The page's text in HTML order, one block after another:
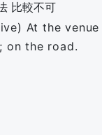
比較不可
At the venue
on the road.